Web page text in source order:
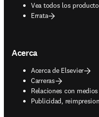
Vea todos los
Errata
Acerca
Acerca de Elsevier
Carreras
Relaciones con
Publicidad,
opens in new tab/